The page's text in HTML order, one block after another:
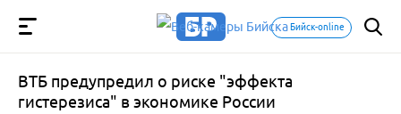
Бийск-online
ВТБ предупредил о риске "эффекта
гистерезиса" в экономике России